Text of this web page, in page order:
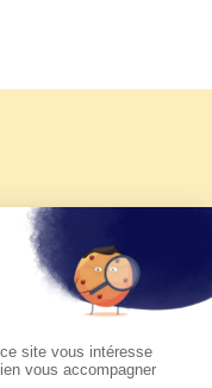
2026 de KTO
du pape Léon
sur KTO le